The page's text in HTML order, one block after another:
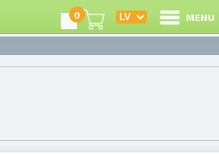
0 MENU